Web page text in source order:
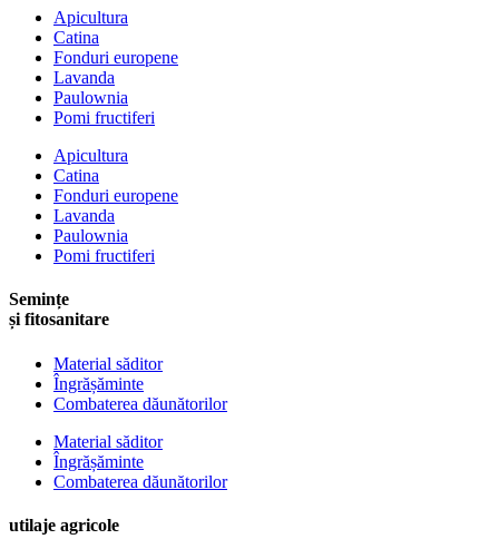
Apicultura
Catina
Fonduri europene
Lavanda
Paulownia
Pomi fructiferi
Apicultura
Catina
Fonduri europene
Lavanda
Paulownia
Pomi fructiferi
Semințe
și fitosanitare
Material săditor
Îngrășăminte
Combaterea dăunătorilor
Material săditor
Îngrășăminte
Combaterea dăunătorilor
utilaje agricole